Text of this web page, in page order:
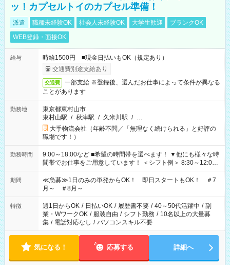
ッ！カプセルトイのカプセル準備！
派遣 職種未経験OK 社会人未経験OK 大学生歓迎
ブランクOK
WEB登録・面接OK
給与
時給1500円 ■現金日払いもOK（規定あり）
交通費別途支給あり
交通費
一部支給 ※登録後、選んだお仕事によって条件が異なる
ことがあります
勤務地
東京都東村山市
東村山駅 / 秋津駅 / 久米川駅 / …
大手物流会社（年齢不問／「無理なく続けられる」と好評の
職場です！）
勤務時間
9:00～18:00など ■希望の時間帯を選べます！ ▼他にも様々な時
間帯でお仕事をご用意しています！ ＜シフト例＞ 8:30～12:00
17:00～22:00 13:00～22:00 22:00～翌6:00 など
期間
≪急募≫1日のみの単発からOK！ 即日スタートもOK！ ＃7
月～ ＃8月～
特徴 週1日からOK / 日払いOK / 履歴書不要 / 40～50代活躍中 / 副
業・WワークOK / 服装自由 / シフト勤務 / 10名以上の大量募
集 / 電話対応なし / パソコンスキル不要
気になる！ 応募する 詳細へ